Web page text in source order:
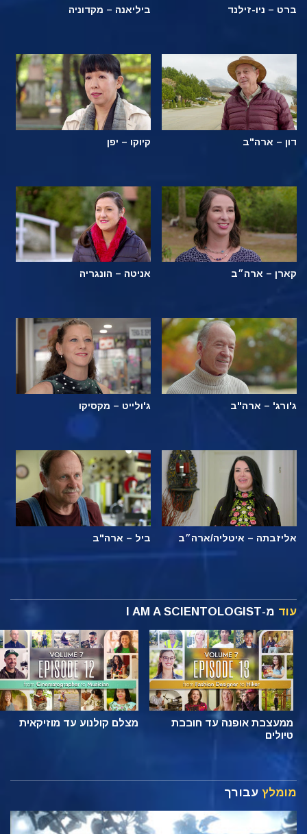
ברט – ניו-זילנד ביליאנה – מקדוניה
דון – ארה"ב קיוקו – יפן
קארן – ארה״ב אניטה – הונגריה
ג'ורג' – ארה"ב ג'ולייט – מקסיקו
אליזבתה – איטליה/ארה״ב ביל – ארה"ב
עוד מ-I AM A SCIENTOLOGIST
ממעצבת אופנה עד חובבת
טיולים
מצלם קולנוע עד מוזיקאית
מומלץ עבורך